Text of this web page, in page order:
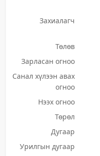
Захиалагч
Төлөв
Зарласан огноо
Санал хүлээн авах
огноо
Нээх огноо
Төрөл
Дугаар
Урилгын дугаар